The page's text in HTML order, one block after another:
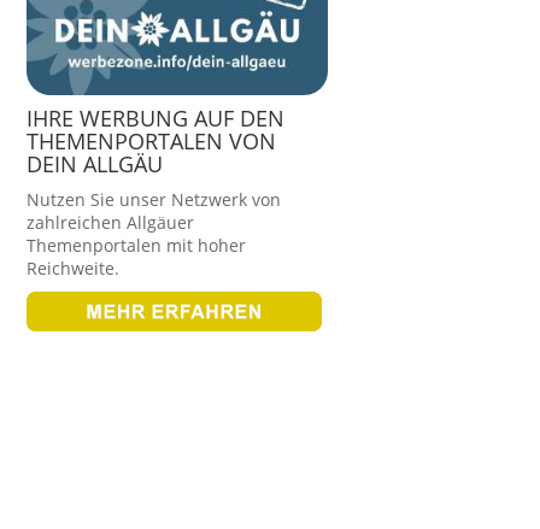
IHRE WERBUNG AUF DEN
THEMENPORTALEN VON
DEIN ALLGÄU
Nutzen Sie unser Netzwerk von
zahlreichen Allgäuer
Themenportalen mit hoher
Reichweite.